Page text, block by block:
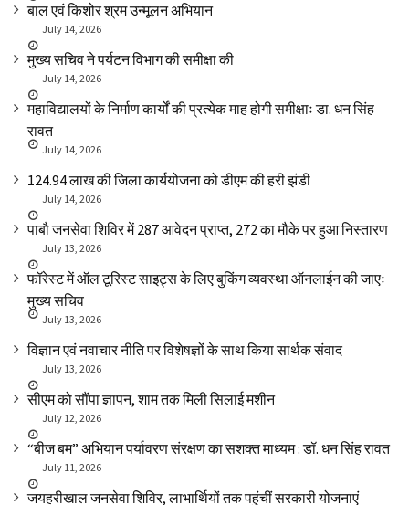
बाल एवं किशोर श्रम उन्मूलन अभियान
July 14, 2026
मुख्य सचिव ने पर्यटन विभाग की समीक्षा की
July 14, 2026
महाविद्यालयों के निर्माण कार्यों की प्रत्येक माह होगी समीक्षाः डा. धन सिंह
रावत
July 14, 2026
₹124.94 लाख की जिला कार्ययोजना को डीएम की हरी झंडी
July 14, 2026
पाबौ जनसेवा शिविर में 287 आवेदन प्राप्त, 272 का मौके पर हुआ निस्तारण
July 13, 2026
फॉरेस्ट में ऑल टूरिस्ट साइट्स के लिए बुकिंग व्यवस्था ऑनलाईन की जाएः
मुख्य सचिव
July 13, 2026
विज्ञान एवं नवाचार नीति पर विशेषज्ञों के साथ किया सार्थक संवाद
July 13, 2026
सीएम को सौंपा ज्ञापन, शाम तक मिली सिलाई मशीन
July 12, 2026
“बीज बम” अभियान पर्यावरण संरक्षण का सशक्त माध्यम : डॉ. धन सिंह रावत
July 11, 2026
जयहरीखाल जनसेवा शिविर, लाभार्थियों तक पहुंचीं सरकारी योजनाएं